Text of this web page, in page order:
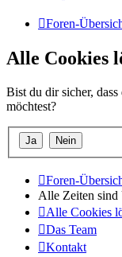
Foren-
Alle Cookies
Bist du dir sicher,
möchtest?
Foren-
Alle Zeiten sind
Alle Cookies
Das Team
Kontakt